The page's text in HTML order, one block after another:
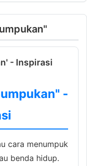
- Inspirasi
-
cara menumpuk
benda hidup.